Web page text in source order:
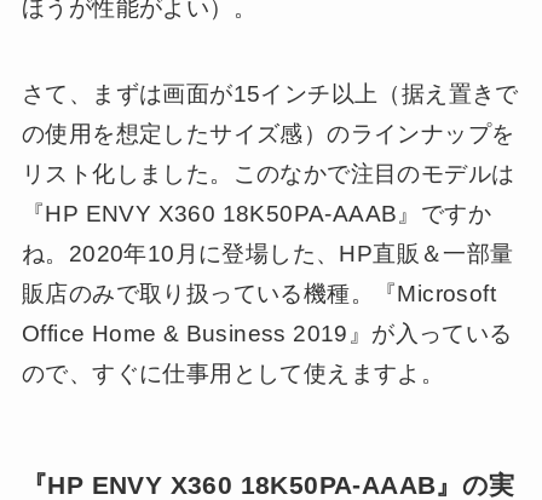
ほうが性能がよい）。
さて、まずは画面が15インチ以上（据え置きで
の使用を想定したサイズ感）のラインナップを
リスト化しました。このなかで注目のモデルは
『HP ENVY X360 18K50PA-AAAB』ですか
ね。2020年10月に登場した、HP直販＆一部量
販店のみで取り扱っている機種。『Microsoft
Office Home & Business 2019』が入っている
ので、すぐに仕事用として使えますよ。
『HP ENVY X360 18K50PA-AAAB』の実